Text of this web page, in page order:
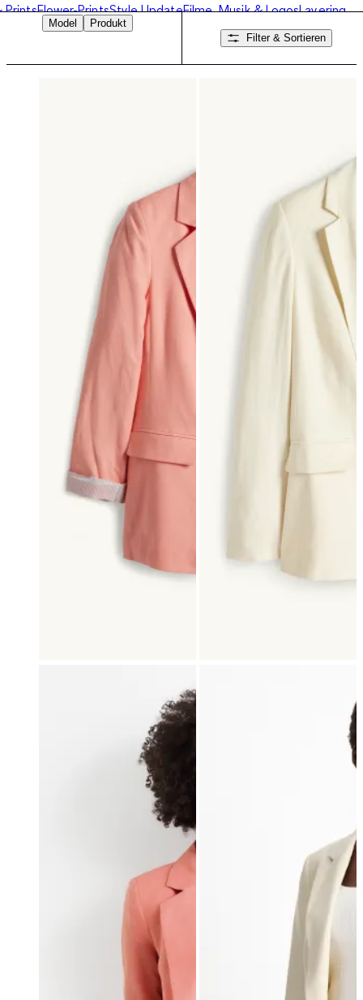
PrintsFlower-PrintsStyle UpdateFilme, Musik & LogosLayering
Model
Produkt
Filter & Sortieren